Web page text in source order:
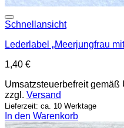
Schnellansicht
Lederlabel „Meerjungfrau
1,40 €
Umsatzsteuerbefreit gemäß
zzgl. Versand
Lieferzeit: ca. 10 Werktage
In den Warenkorb